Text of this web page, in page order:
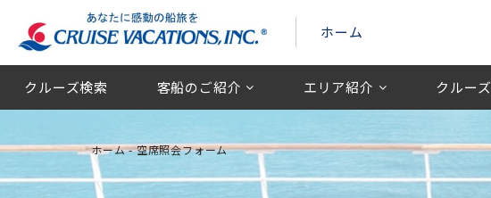
ホーム
クルーズ検索 客船のご紹介 エリア紹介 クルー
ホーム-空席照会フォーム